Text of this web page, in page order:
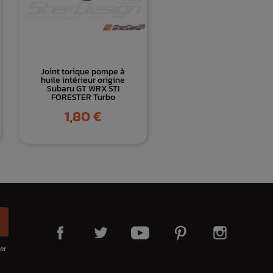
Joint torique pompe à
huile intérieur origine
Subaru GT WRX STI
FORESTER Turbo
Prix
1,80 €